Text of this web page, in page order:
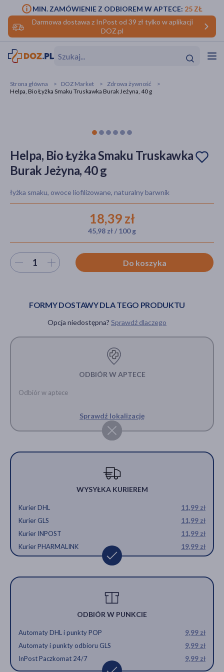
Darmowa dostawa z InPost od 39 zł tylko w aplikacji
DOZ.pl
MIN. ZAMÓWIENIE Z ODBIOREM W APTECE: 25 ZŁ
Hit
Strona główna DOZ Market
Zdrowa żywność
Helpa, Bio Łyżka Smaku Truskawka Burak Jeżyna, 40 g
Helpa, Bio Łyżka Smaku Truskawka
Burak Jeżyna, 40 g
łyżka smaku, owoce liofilizowane, naturalny barwnik
18,39 zł
45,98 zł / 100 g
Wybierz ilość Do koszyka
FORMY DOSTAWY DLA TEGO PRODUKTU
Opcja niedostępna? Sprawdź dlaczego
ODBIÓR W APTECE
Odbiór w aptece
Sprawdź lokalizację
WYSYŁKA KURIEREM
Kurier DHL
11,99 zł
Kurier GLS
11,99 zł
Kurier INPOST
11,99 zł
Kurier PHARMALINK
19,99 zł
ODBIÓR W PUNKCIE
Automaty DHL i punkty POP
9,99 zł
Automaty i punkty odbioru GLS
9,99 zł
InPost Paczkomat 24/7
9,99 zł